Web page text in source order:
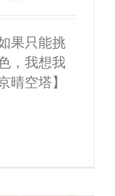
果只能挑
，我想我
晴空塔】